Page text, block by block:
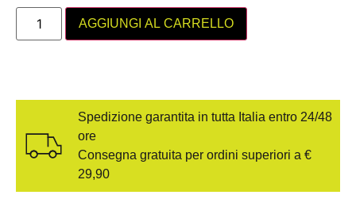
AGGIUNGI AL CARRELLO
Spedizione garantita in tutta Italia entro 24/48
ore
Consegna gratuita per ordini superiori a €
29,90